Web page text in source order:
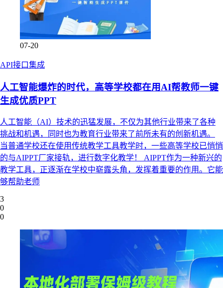
07-20
API接口集成
人工智能爆炸的时代，高等学校都在用AI帮教师一键
生成优质PPT
人工智能（AI）技术的迅猛发展，不仅为其他行业带来了各种
挑战和机遇，同时也为教育行业带来了前所未有的创新机遇。
当普通学校还在使用传统教学工具教学时，一些高等学校已悄悄
的与AIPPT厂家接轨，进行数字化教学！ AIPPT作为一种新兴的
教学工具，正逐渐在学校中崭露头角，发挥着重要的作用。它能
够帮助老师
3
0
0